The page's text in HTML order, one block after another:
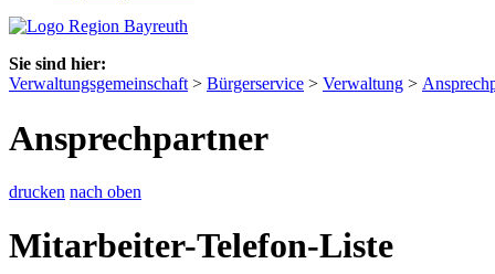
Sie sind hier:
Verwaltungsgemeinschaft > Bürgerservice > Verwaltung >
Ansprechpartner
drucken nach oben
Mitarbeiter-Telefon-Liste